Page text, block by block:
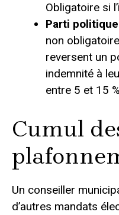
Obligatoire si
Parti
non
reversent un
indemnité à
entre 5 et 15
Cumul
Un conseiller
d’autres mandats